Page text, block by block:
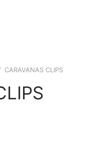
CARAVANAS CLIPS